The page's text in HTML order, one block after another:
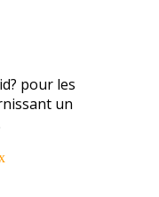
pour les
un